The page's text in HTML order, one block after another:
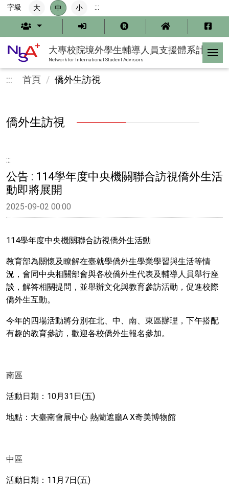
到
要
字級 大 中 小 :::
大專校院境外學生輔導人員支援體系計畫
Network for International Student Advisors
::: 首頁 僑外生訪視
僑外生訪視
:::
公告 : 114學年度中央機關聯合訪視僑外生活
動即將展開
2025-09-02 00:00
114學年度中央機關聯合訪視僑外生活動
教育部為關懷及瞭解在臺就學僑外生學業學習與生活等情
況，會同中央相關部會與各校僑外生代表及輔導人員舉行座
談，解答相關提問，並舉辦文化與教育參訪活動，促進校際
僑外生互動。
今年的四場活動將分別在北、中、南、東區辦理，下午搭配
有趣的教育參訪，歡迎各校僑外生報名參加。
南區
活動日期： 10月31 日(五)
地點：大臺南會展中心 熱蘭遮廳A X奇美博物館
中區
活動日期： 11 月 7日(五)